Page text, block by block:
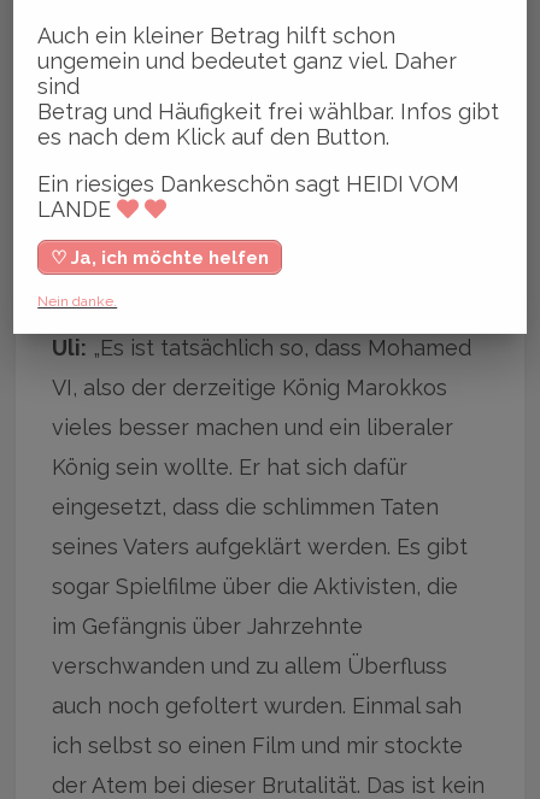
Heidi: „Es war doch früher auch noch
schlimmer in Marokko, ich erinnere mich
des derzeitigen Königs Mohamed VI. Ich
dachte die Lage hätte sich etwas
verbessert. Irre ich da?“
Uli: „Es ist tatsächlich so, dass Mohamed
VI, also der derzeitige König Marokkos
vieles besser machen und ein liberaler
König sein wollte. Er hat sich dafür
eingesetzt, dass die schlimmen Taten
seines Vaters aufgeklärt werden. Es gibt
sogar Spielfilme über die Aktivisten, die
im Gefängnis über Jahrzehnte
verschwanden und zu allem Überfluss
auch noch gefoltert wurden. Einmal sah
ich selbst so einen Film und mir stockte
der Atem bei dieser Brutalität. Das ist kein
Auch ein kleiner Betrag hilft schon
ungemein und bedeutet ganz viel. Daher
sind
Betrag und Häufigkeit frei wählbar. Infos gibt
es nach dem Klick auf den Button.
Ein riesiges Dankeschön sagt HEIDI VOM
LANDE
♡ Ja, ich möchte helfen
Nein danke.